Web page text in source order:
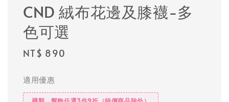
CND 絨布花邊及膝襪-多
色可選
Regular
NT$ 890
適用優惠